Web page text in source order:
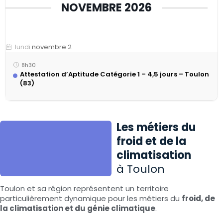
NOVEMBRE 2026
lundi novembre 2
8h30
Attestation d’Aptitude Catégorie 1 – 4,5 jours – Toulon
(83)
Les métiers du
froid et de la
climatisation
à Toulon
Toulon et sa région représentent un territoire
particulièrement dynamique pour les métiers du froid, de
la climatisation et du génie climatique.